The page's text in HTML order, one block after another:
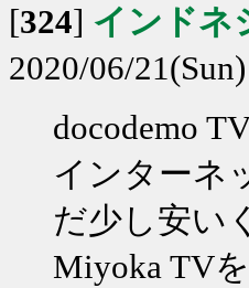
[324] インドネ
2020/06/
docodemo
インターネ
だ少し安い
Miyoka TV